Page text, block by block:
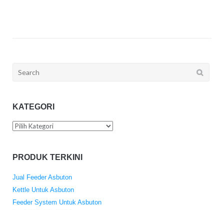
Search
KATEGORI
Kategori
PRODUK TERKINI
Jual Feeder Asbuton
Kettle Untuk Asbuton
Feeder System Untuk Asbuton